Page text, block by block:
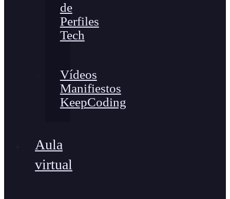
de
Perfiles
Tech
Vídeos
Manifiestos
KeepCoding
Aula
virtual